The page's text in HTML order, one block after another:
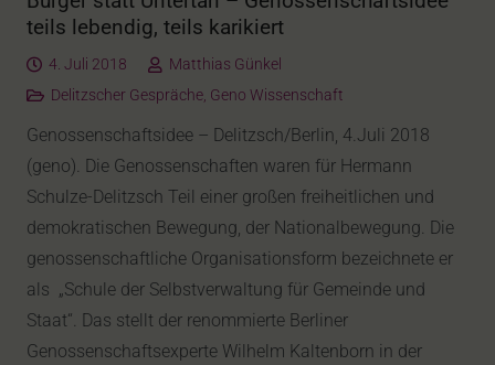
teils lebendig, teils karikiert
4. Juli 2018
Matthias Günkel
Delitzscher Gespräche, Geno Wissenschaft
Genossenschaftsidee – Delitzsch/Berlin, 4.Juli 2018
(geno). Die Genossenschaften waren für Hermann
Schulze-Delitzsch Teil einer großen freiheitlichen und
demokratischen Bewegung, der Nationalbewegung. Die
genossenschaftliche Organisationsform bezeichnete er
als „Schule der Selbstverwaltung für Gemeinde und
Staat“. Das stellt der renommierte Berliner
Genossenschaftsexperte Wilhelm Kaltenborn in der